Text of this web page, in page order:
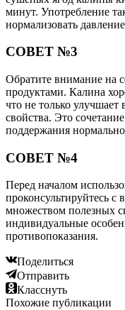
минут. Употребление
нормализовать
СОВЕТ №3
Обратите внимание на
продуктами. Калина
что не только улучшает
свойства. Это
поддержания
СОВЕТ №4
Перед началом
проконсультируйтесь с
множеством полезных
индивидуальные
противопоказания.
Поделиться
Отправить
Класснуть
Похожие публикации